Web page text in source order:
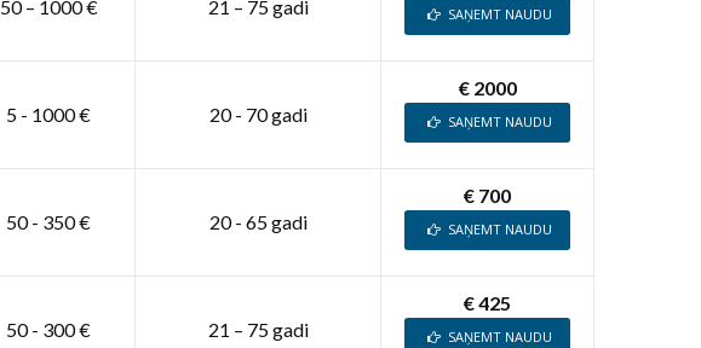
50 – 1000 € 21 – 75 gadi SAŅEMT NAUDU
5 - 1000 € 20 - 70 gadi
€ 2000
SAŅEMT NAUDU
50 - 350 € 20 - 65 gadi
€ 700
SAŅEMT NAUDU
50 - 300 € 21 – 75 gadi
€ 425
SAŅEMT NAUDU